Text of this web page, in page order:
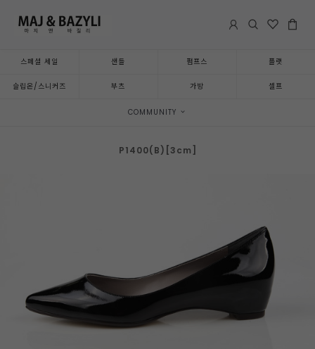
스페셜 세일 샌들 펌프스 플랫
슬립온/스니커즈 부츠 가방 셀프
COMMUNITY
P1400(B)[3cm]